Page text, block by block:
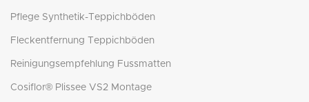
Pflege Synthetik-Teppichböden
Fleckentfernung Teppichböden
Reinigungsempfehlung Fussmatten
Cosiflor® Plissee VS2 Montage